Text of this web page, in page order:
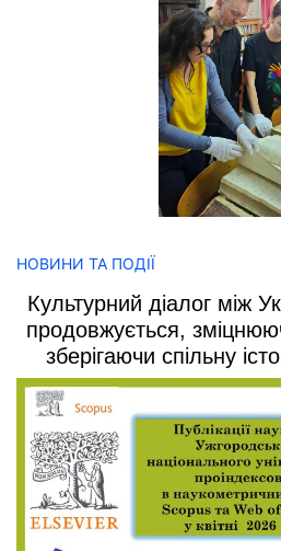
НОВИНИ ТА ПОДІЇ
Культурний діалог між
продовжується,
зберігаючи спільну